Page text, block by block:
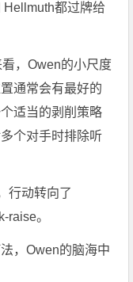
都过牌给
，Owen的小尺度
通常会有最好的
适当的剥削策略
个对手时排除听
行动转向了
raise。
，Owen的脑海中